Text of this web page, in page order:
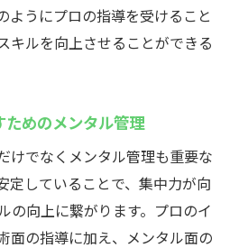
ようにプロの指導を受けること
キルを向上させることができる
めのメンタル管理
けでなくメンタル管理も重要な
定していることで、集中力が向
の向上に繋がります。プロのイ
面の指導に加え、メンタル面の